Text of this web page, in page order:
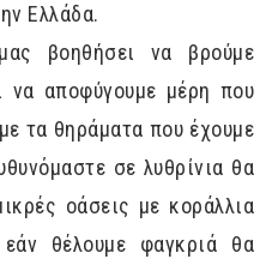
Ελλάδα.
βοηθήσει να βρούμε
να αποφύγουμε μέρη που
τα θηράματα που έχουμε
σε λυθρίνια θα
οάσεις με κοράλλια
θέλουμε φαγκριά θα